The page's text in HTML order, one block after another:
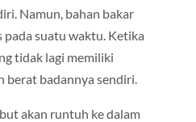
Namun, bahan bakar
suatu waktu. Ketika
tidak lagi memiliki
berat badannya sendiri.
akan runtuh ke dalam